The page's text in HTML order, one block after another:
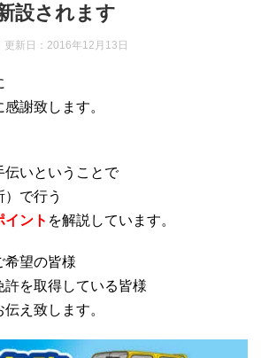
設されます
新日： 2016年12月13日
謝致します。
伝いということで
で行う
イント を解説しています。
希望の皆様
許を取得している皆様
え致します。